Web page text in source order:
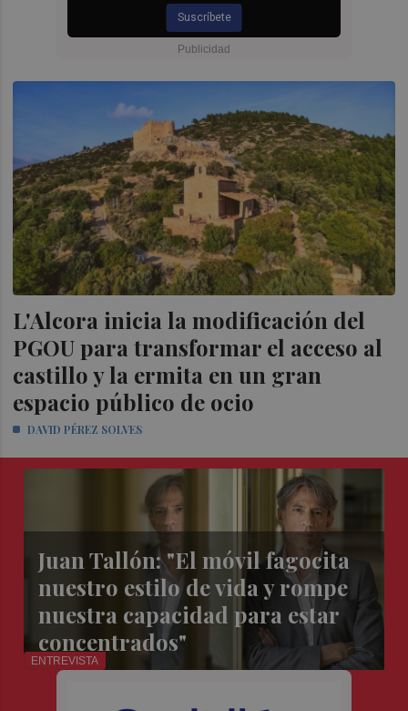
Suscríbete
L'Alcora inicia la modificación del
PGOU para transformar el acceso al
castillo y la ermita en un gran
espacio público de ocio
DAVID PÉREZ SOLVES
ENTREVISTA
Juan Tallón: "El móvil fagocita
nuestro estilo de vida y rompe
nuestra capacidad para estar
concentrados"